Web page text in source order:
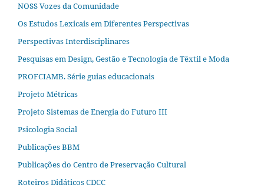
NOSS Vozes da Comunidade
Os Estudos Lexicais em Diferentes Perspectivas
Perspectivas Interdisciplinares
Pesquisas em Design, Gestão e Tecnologia de Têxtil e Moda
PROFCIAMB. Série guias educacionais
Projeto Métricas
Projeto Sistemas de Energia do Futuro III
Psicologia Social
Publicações BBM
Publicações do Centro de Preservação Cultural
Roteiros Didáticos CDCC